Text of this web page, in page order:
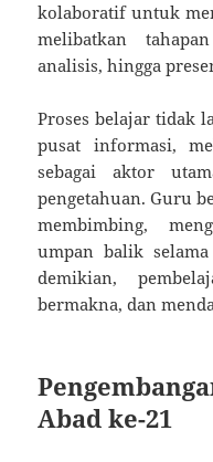
kolaboratif untuk
melibatkan
analisis, hingga
Proses belajar tidak
pusat informasi,
sebagai aktor
pengetahuan. Guru
membimbing,
umpan balik
demikian,
bermakna, dan
Abad ke-21